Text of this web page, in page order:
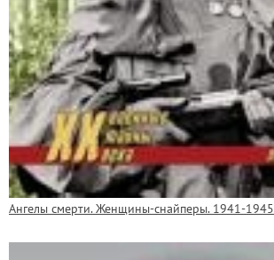
Ангелы смерти. Женщины-снайперы. 1941-1945